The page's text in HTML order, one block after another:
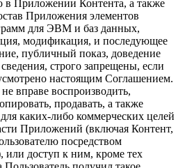
в Приложении Контента, а также
Приложения элементов
для ЭВМ и баз данных,
модификация, и последующее
публичный показ, доведение
строго запрещены, если
настоящим Соглашением.
вправе воспроизводить,
продавать, а также
каких-либо коммерческих целей
Приложений (включая Контент,
посредством
доступ к ним, кроме тех